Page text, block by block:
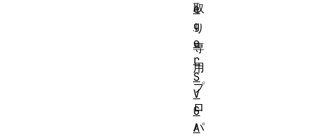
取
り
専
用
プ
ロ
パ
e
g
e
r
S
V
G
A